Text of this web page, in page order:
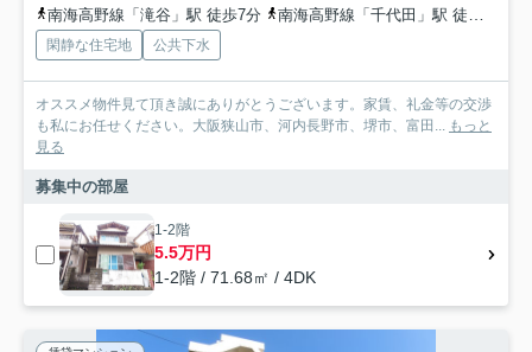
南海高野線「滝谷」駅 徒歩7分
南海高野線「千代田」駅 徒歩15分
閑静な住宅地 公共下水
オススメ物件見て頂き誠にありがとうございます。家賃、礼金等の交渉
も私にお任せください。大阪狭山市、河内長野市、堺市、富田... もっと
見る
募集中の部屋
1-2階
5.5万円
1-2階 / 71.68㎡ / 4DK